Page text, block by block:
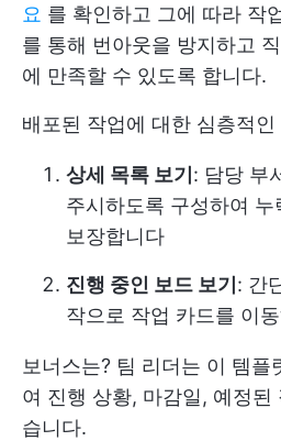
요 를 확인하고 그에 따라 작
를 통해 번아웃을 방지하고
에 만족할 수 있도록 합니다.
배포된 작업에 대한 심층적
상세 목록 보기 : 담당 부
주시하도록 구성하여
보장합니다
진행 중인 보드 보기 : 간
작으로 작업 카드를 이
보너스는? 팀 리더는 이 템플
여 진행 상황, 마감일, 예정된
습니다.